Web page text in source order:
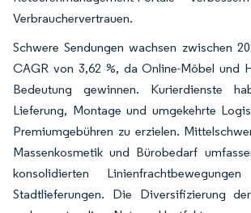
Verbrauchervertrauen.
Schwere Sendungen wachsen zwischen
CAGR von 3,62 %, da Online-Möbel und
Bedeutung gewinnen. Kurierdienste
Lieferung, Montage und umgekehrte
Premiumgebühren zu erzielen.
Massenkosmetik und Bürobedarf
konsolidierten
Stadtlieferungen. Die Diversifizierung